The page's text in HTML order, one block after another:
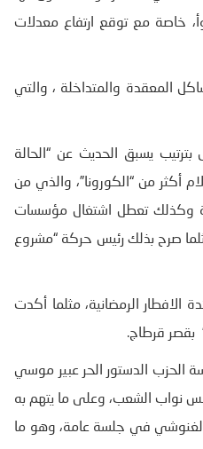
خاصة مع توقع ارتفاع معدلات
المعقدة والمتداخلة ، والتي
يسبق الحديث عن “الحالة
أكثر من “الكورونا”، والذي من
وكذلك تعطل اشتغال مؤسسات
صرح بذلك رئيس حركة “مشروع
الرمضانية، مثلما أكدت
بقصر قرطاج.
الحزب الدستور الحر عبير موسي
نواب الشعب، وعلى ما يتهم به
الغنوشي في جلسة عامة، وهو ما